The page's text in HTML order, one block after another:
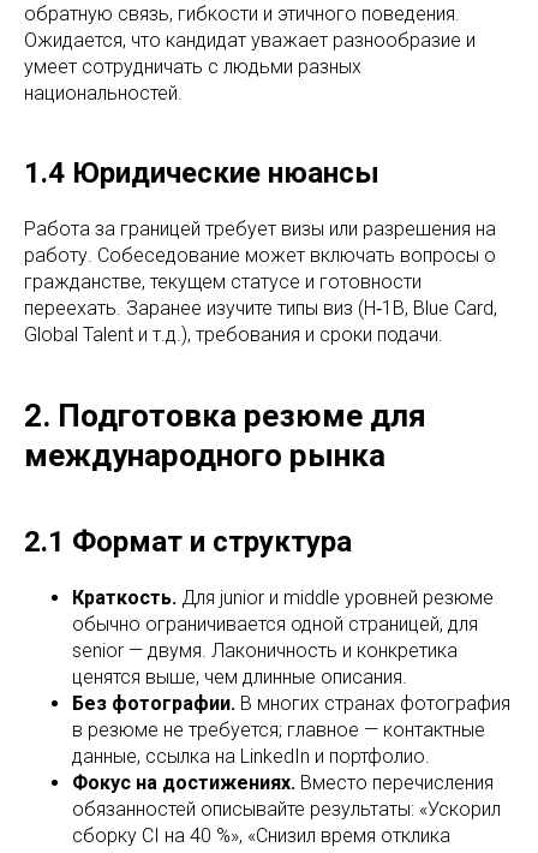
обратную связь, гибкости и этичного поведения.
Ожидается, что кандидат уважает разнообразие и
умеет сотрудничать с людьми разных
национальностей.
1.4 Юридические нюансы
Работа за границей требует визы или разрешения на
работу. Собеседование может включать вопросы о
гражданстве, текущем статусе и готовности
переехать. Заранее изучите типы виз (H‑1B, Blue Card,
Global Talent и т.д.), требования и сроки подачи.
2. Подготовка резюме для
международного рынка
2.1 Формат и структура
Краткость. Для junior и middle уровней резюме
обычно ограничивается одной страницей, для
senior — двумя. Лаконичность и конкретика
ценятся выше, чем длинные описания.
Без фотографии. В многих странах фотография
в резюме не требуется; главное — контактные
данные, ссылка на LinkedIn и портфолио.
Фокус на достижениях. Вместо перечисления
обязанностей описывайте результаты: «Ускорил
сборку CI на 40 %», «Снизил время отклика